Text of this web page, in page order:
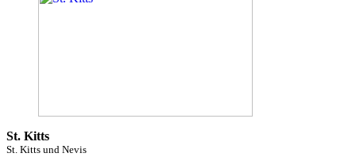
St. Kitts
St. Kitts und Nevis